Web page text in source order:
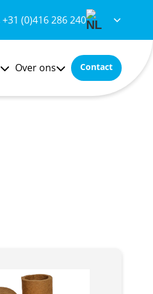
+31 (0)416 286 240
Over ons Contact